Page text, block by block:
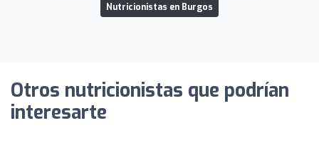
Nutricionistas en Burgos
Otros nutricionistas que podrían
interesarte